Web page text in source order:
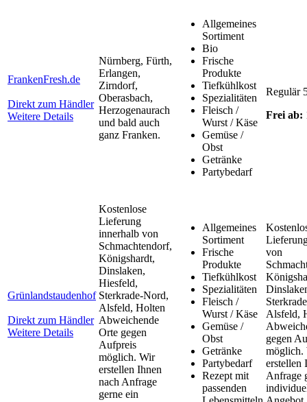
FrankenFresh.de
Direkt zum Händler
Weitere Details
Nürnberg, Fürth,
Erlangen,
Zirndorf,
Oberasbach,
Herzogenaurach
und bald auch
ganz Franken.
Allgemeines
Sortiment
Bio
Frische
Produkte
Tiefkühlkost
Spezialitäten
Fleisch /
Wurst / Käse
Gemüse /
Obst
Getränke
Partybedarf
Regulär
Frei ab:
Grünlandstaudenhof
Direkt zum Händler
Weitere Details
Kostenlose
Lieferung
innerhalb von
Schmachtendorf,
Königshardt,
Dinslaken,
Hiesfeld,
Sterkrade-Nord,
Alsfeld, Holten
Abweichende
Orte gegen
Aufpreis
möglich. Wir
erstellen Ihnen
nach Anfrage
gerne ein
Allgemeines
Sortiment
Frische
Produkte
Tiefkühlkost
Spezialitäten
Fleisch /
Wurst / Käse
Gemüse /
Obst
Getränke
Partybedarf
Rezept mit
passenden
von
Alsfeld,
gegen
möglich.
erstellen
Anfrage